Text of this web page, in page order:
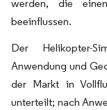
werden, die
beeinflussen.
Der Helikopter-
Anwendung und
der Markt in
unterteilt; nach